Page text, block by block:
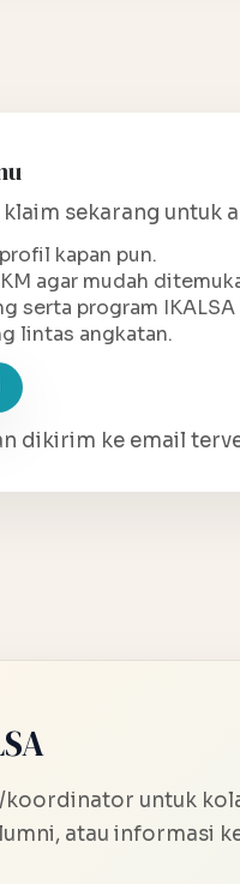
sekarang untuk
kapan pun.
agar mudah
serta program IKALSA
lintas angkatan.
dikirim ke email
koordinator untuk
atau informasi